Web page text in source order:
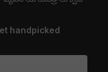
handpicked